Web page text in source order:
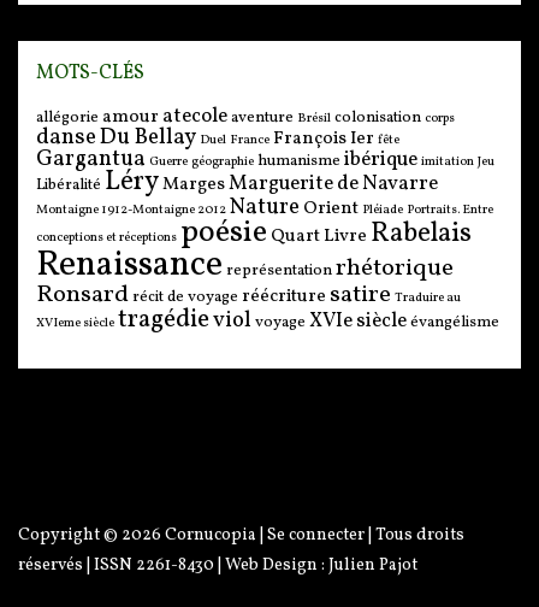
MOTS-CLÉS
allégorie amour atecoleaventure Brésil colonisation corps
danseDu Bellay Duel France François Ier fête
Gargantua Guerre géographie humanisme ibérique imitation Jeu
Libéralité LéryMargesMarguerite de Navarre
Montaigne 1912-Montaigne 2012 Nature Orient Pléiade Portraits. Entre
conceptions et réceptions poésie Quart Livre Rabelais
Renaissance représentationrhétorique
Ronsardrécit de voyage réécriture satire Traduire au
XVIeme siècle tragédieviol voyage XVIe siècleévangélisme
Copyright © 2026 Cornucopia Se connecter | Tous droits
réservés | ISSN 2261-8430 | Web Design : Julien Pajot